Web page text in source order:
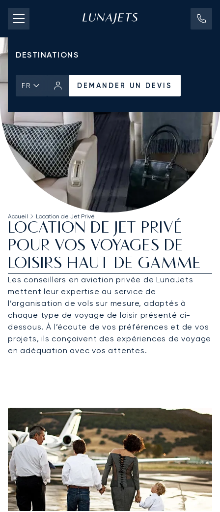
TARIFS D'AFFRÈTEMENT
JETS PRIVÉS
DESTINATIONS
FR DEMANDER UN DEVIS
Accueil Location de Jet Privé
LOCATION DE JET PRIVÉ
POUR VOS VOYAGES DE
LOISIRS HAUT DE GAMME
Les conseillers en aviation privée de LunaJets
mettent leur expertise au service de
l’organisation de vols sur mesure, adaptés à
chaque type de voyage de loisir présenté ci-
dessous. À l’écoute de vos préférences et de vos
projets, ils conçoivent des expériences de voyage
en adéquation avec vos attentes.